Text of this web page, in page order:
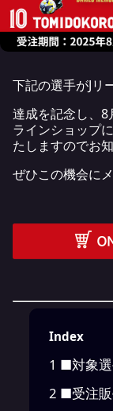
下記の選手がJリ
達成を記念し、8
ラインショップ
たしますのでお
ぜひこの機会に
Index
1 ■対象
2 ■受注